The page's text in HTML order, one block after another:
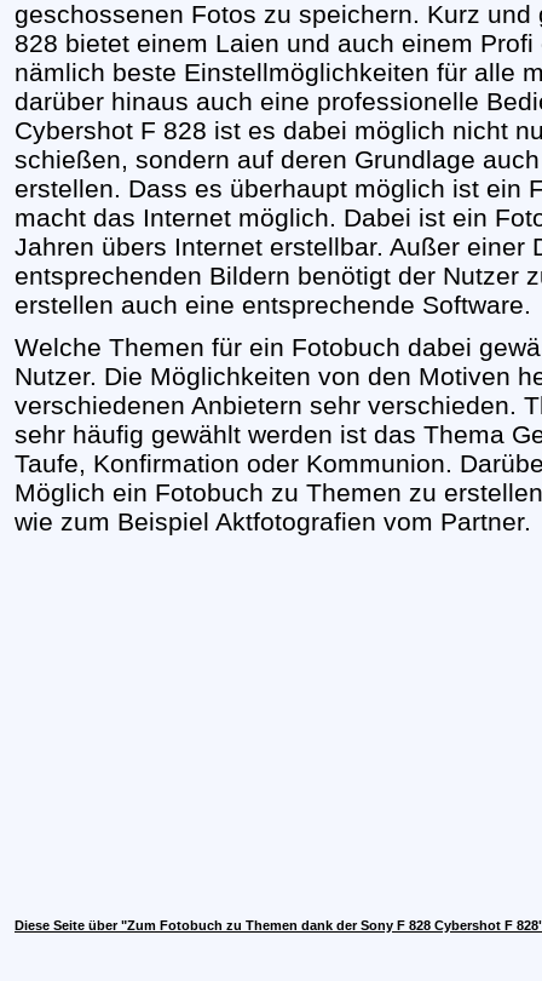
geschossenen Fotos zu speichern. Kurz
828 bietet einem Laien und auch einem
nämlich beste Einstellmöglichkeiten für alle
darüber hinaus auch eine professionelle
Cybershot F 828 ist es dabei möglich nicht
schießen, sondern auf deren Grundlage
erstellen. Dass es überhaupt möglich ist ein
macht das Internet möglich. Dabei ist ein
Jahren übers Internet erstellbar. Außer einer
entsprechenden Bildern benötigt der Nutzer
erstellen auch eine entsprechende Software.
Welche Themen für ein Fotobuch dabei
Nutzer. Die Möglichkeiten von den Motiven
verschiedenen Anbietern sehr verschieden.
sehr häufig gewählt werden ist das Thema
Taufe, Konfirmation oder Kommunion.
Möglich ein Fotobuch zu Themen zu
wie zum Beispiel Aktfotografien vom Partner.
Diese Seite über "Zum Fotobuch zu Themen dank der Sony F 828 Cybershot F